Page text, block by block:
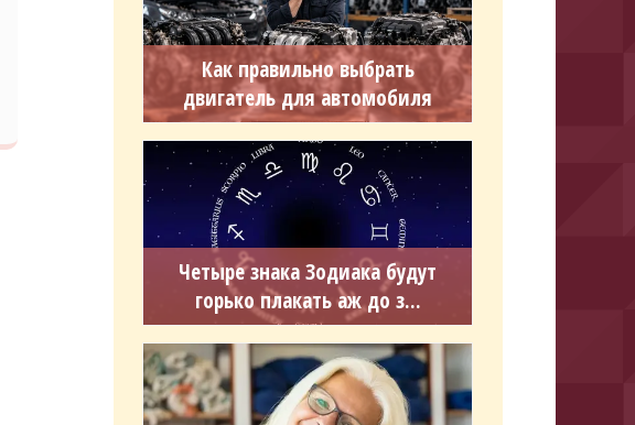
Как правильно выбрать
двигатель для автомобиля
Четыре знака Зодиака будут
горько плакать аж до з...